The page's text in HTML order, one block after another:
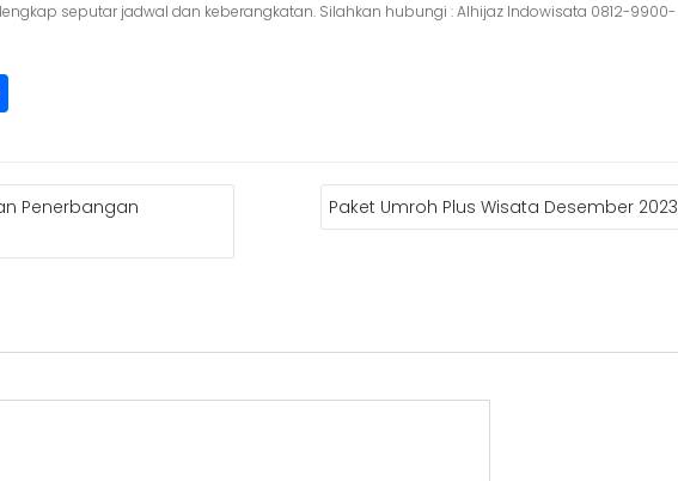
seputar jadwal dan keberangkatan. Silahkan hubungi : Alhijaz Indowisata 0812-9900-
a
r
e
Penerbangan
Paket Umroh Plus Wisata Desember 2023